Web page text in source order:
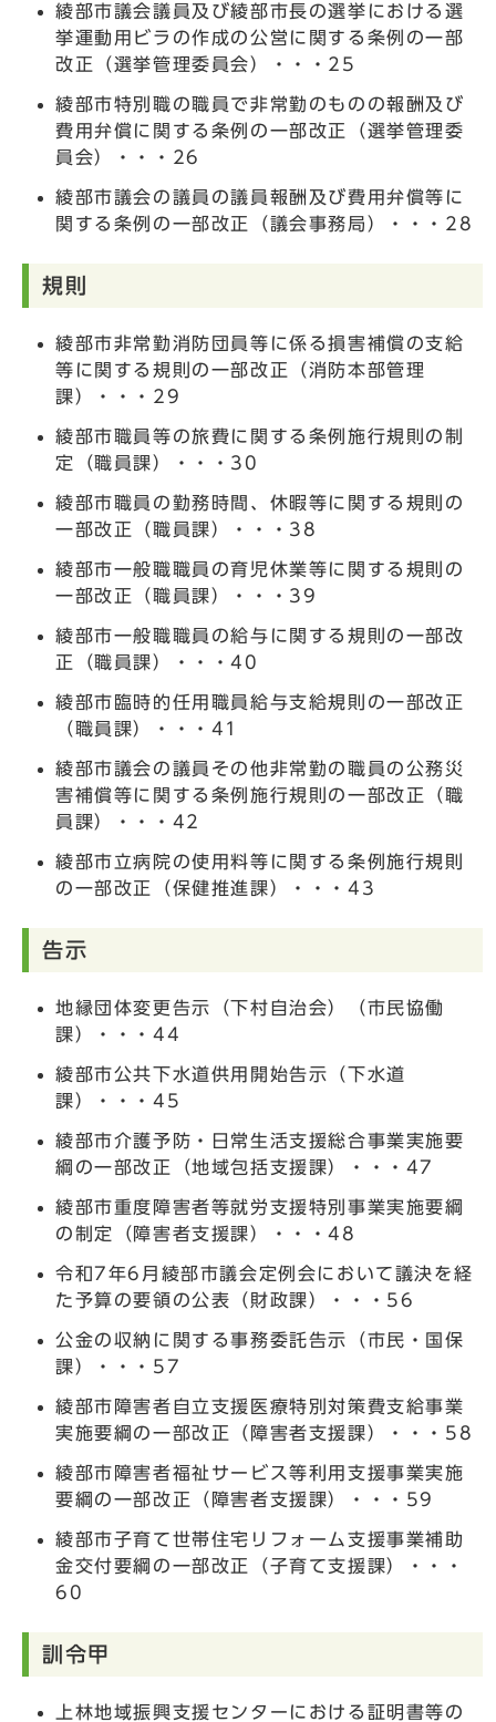
綾部市議会議員及び綾部市長の選挙における選
挙運動用ビラの作成の公営に関する条例の一部
改正（選挙管理委員会）・・・25
綾部市特別職の職員で非常勤のものの報酬及び
費用弁償に関する条例の一部改正（選挙管理委
員会）・・・26
綾部市議会の議員の議員報酬及び費用弁償等に
関する条例の一部改正（議会事務局）・・・28
規則
綾部市非常勤消防団員等に係る損害補償の支給
等に関する規則の一部改正（消防本部管理
課）・・・29
綾部市職員等の旅費に関する条例施行規則の制
定（職員課）・・・30
綾部市職員の勤務時間、休暇等に関する規則の
一部改正（職員課）・・・38
綾部市一般職職員の育児休業等に関する規則の
一部改正（職員課）・・・39
綾部市一般職職員の給与に関する規則の一部改
正（職員課）・・・40
綾部市臨時的任用職員給与支給規則の一部改正
（職員課）・・・41
綾部市議会の議員その他非常勤の職員の公務災
害補償等に関する条例施行規則の一部改正（職
員課）・・・42
綾部市立病院の使用料等に関する条例施行規則
の一部改正（保健推進課）・・・43
告示
地縁団体変更告示（下村自治会）（市民協働
課）・・・44
綾部市公共下水道供用開始告示（下水道
課）・・・45
綾部市介護予防・日常生活支援総合事業実施要
綱の一部改正（地域包括支援課）・・・47
綾部市重度障害者等就労支援特別事業実施要綱
の制定（障害者支援課）・・・48
令和7年6月綾部市議会定例会において議決を経
た予算の要領の公表（財政課）・・・56
公金の収納に関する事務委託告示（市民・国保
課）・・・57
綾部市障害者自立支援医療特別対策費支給事業
実施要綱の一部改正（障害者支援課）・・・58
綾部市障害者福祉サービス等利用支援事業実施
要綱の一部改正（障害者支援課）・・・59
綾部市子育て世帯住宅リフォーム支援事業補助
金交付要綱の一部改正（子育て支援課）・・・
60
訓令甲
上林地域振興支援センターにおける証明書等の